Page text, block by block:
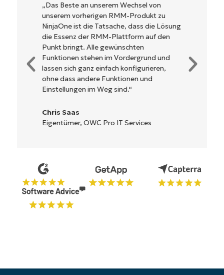
NinjaOne ist unglaublich leicht zu bedienen
und kombiniert ein schnelles Interface mit
leistungsstarken Funktionen im Backend.
Es muss nicht erst kompliziert eingerichtet
werden und verzichtet auf eine komplexe
Steuerung. Alle Optionen und Tools sind
klar beschrieben, einfach zu verstehen und
die Benutzeroberfläche ist leicht zu
bedienen.
Ryan Reiffenberger
Reiffenberger.NET Technology Solutions
Starten Sie Ihre 14-tägige
Keine Kreditkarte erforderlich, voller Zugriff auf
email*